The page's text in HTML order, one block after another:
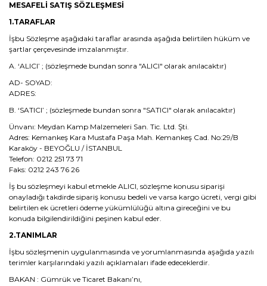
MESAFELİ SATIŞ SÖZLEŞMESİ
1.TARAFLAR
İşbu Sözleşme aşağıdaki taraflar arasında aşağıda belirtilen hüküm ve
şartlar çerçevesinde imzalanmıştır.
A. ‘ALICI’ ; (sözleşmede bundan sonra "ALICI" olarak anılacaktır)
AD- SOYAD:
ADRES:
B. ‘SATICI’ ; (sözleşmede bundan sonra "SATICI" olarak anılacaktır)
Ünvanı: Meydan Kamp Malzemeleri San. Tic. Ltd. Şti.
Adres: Kemankeş Kara Mustafa Paşa Mah. Kemankeş Cad. No:29/B
Karaköy - BEYOĞLU / İSTANBUL
Telefon: 0212 251 73 71
Faks: 0212 243 76 26
İş bu sözleşmeyi kabul etmekle ALICI, sözleşme konusu siparişi
onayladığı takdirde sipariş konusu bedeli ve varsa kargo ücreti, vergi gibi
belirtilen ek ücretleri ödeme yükümlülüğü altına gireceğini ve bu
konuda bilgilendirildiğini peşinen kabul eder.
2.TANIMLAR
İşbu sözleşmenin uygulanmasında ve yorumlanmasında aşağıda yazılı
terimler karşılarındaki yazılı açıklamaları ifade edeceklerdir.
BAKAN : Gümrük ve Ticaret Bakanı’nı,